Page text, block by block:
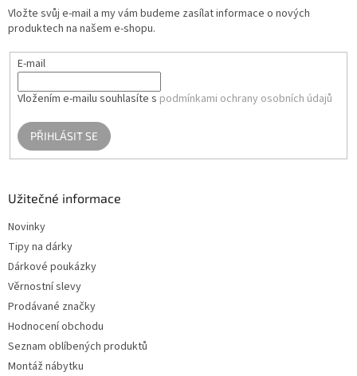
Vložte svůj e-mail a my vám budeme zasílat informace o nových
produktech na našem e-shopu.
E-mail
Vložením e-mailu souhlasíte s podmínkami ochrany osobních údajů
PŘIHLÁSIT SE
Užitečné informace
Novinky
Tipy na dárky
Dárkové poukázky
Věrnostní slevy
Prodávané značky
Hodnocení obchodu
Seznam oblíbených produktů
Montáž nábytku